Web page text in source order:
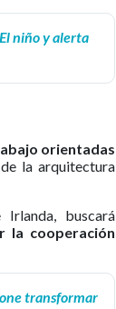
niño y alerta
orientadas
la arquitectura
buscará
la cooperación
transformar